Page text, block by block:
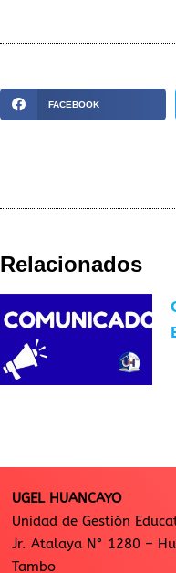
FACEBOOK
Relacionados
UGEL HUANCAYO
Unidad de Gestión
Jr. Atalaya N° 1280 –
Tambo